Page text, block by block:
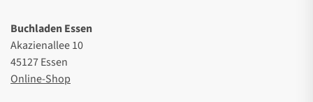
Buchladen Essen
Akazienallee 10
45127 Essen
Online-Shop